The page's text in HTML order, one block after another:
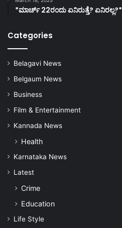
*ಮಾರ್ಚ್ 22ರಂದು ಏನಿರುತ್ತೆ? ಏನಿರಲ್ಲ?*
Categories
Belagavi News
Belgaum News
Business
Film & Entertainment
Kannada News
Health
Karnataka News
Latest
Crime
Education
Life Style